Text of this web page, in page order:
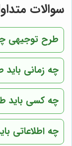
سوالات
طرح توجیهی
چه زمانی
چه کسی باید
چه اطلاعاتی